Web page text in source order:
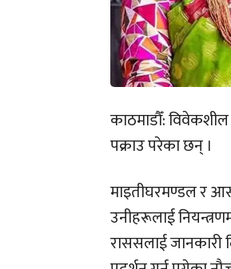
काठमाडौँ: विवेकशील
पक्राउ परेका छन् ।
माइतीघरमण्डल र
उनीहरूलाई
राससलाई जानकारी